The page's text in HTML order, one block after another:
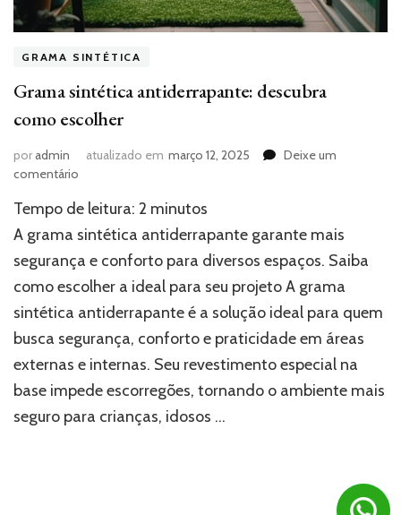
GRAMA SINTÉTICA
Grama sintética antiderrapante: descubra
como escolher
poradmin atualizado em março 12, 2025
Deixe um
comentário
sintética
antiderrapante:
como
escolher
Tempo de leitura: 2 minutos
A grama sintética antiderrapante garante mais
segurança e conforto para diversos espaços. Saiba
como escolher a ideal para seu projeto A grama
sintética antiderrapante é a solução ideal para quem
busca segurança, conforto e praticidade em áreas
externas e internas. Seu revestimento especial na
base impede escorregões, tornando o ambiente mais
seguro para crianças, idosos …